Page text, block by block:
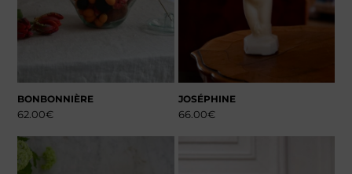
BONBONNIÈRE
62.00€
JOSÉPHINE
66.00€